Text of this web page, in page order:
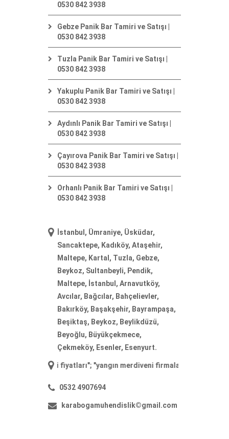
0530 842 3938
Gebze Panik Bar Tamiri ve Satışı |
0530 842 3938
Tuzla Panik Bar Tamiri ve Satışı |
0530 842 3938
Yakuplu Panik Bar Tamiri ve Satışı |
0530 842 3938
Aydınlı Panik Bar Tamiri ve Satışı |
0530 842 3938
Çayırova Panik Bar Tamiri ve Satışı |
0530 842 3938
Orhanlı Panik Bar Tamiri ve Satışı |
0530 842 3938
İstanbul, Ümraniye, Üsküdar,
Sancaktepe, Kadıköy, Ataşehir,
Maltepe, Kartal, Tuzla, Gebze,
Beykoz, Sultanbeyli, Pendik,
Maltepe, İstanbul, Arnavutköy,
Avcılar, Bağcılar, Bahçelievler,
Bakırköy, Başakşehir, Bayrampaşa,
Beşiktaş, Beykoz, Beylikdüzü,
Beyoğlu, Büyükçekmece,
Çekmeköy, Esenler, Esenyurt.
fiyatları"; " yangın merdiveni firmaları"; "yangın merdiveni
0532 4907694
karabogamuhendislik©gmail.com